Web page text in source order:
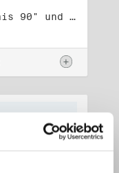
Titel: Fusion von "Bündnis 90" und "Die Grünen" (1)